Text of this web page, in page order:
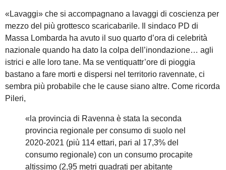
«Lavaggi» che si accompagnano a lavaggi di coscienza per
mezzo del più grottesco scaricabarile. Il sindaco PD di
Massa Lombarda ha avuto il suo quarto d’ora di celebrità
nazionale quando ha dato la colpa dell’inondazione… agli
istrici e alle loro tane. Ma se ventiquattr’ore di pioggia
bastano a fare morti e dispersi nel territorio ravennate, ci
sembra più probabile che le cause siano altre. Come ricorda
Pileri,
«la provincia di Ravenna è stata la seconda
provincia regionale per consumo di suolo nel
2020-2021 (più 114 ettari, pari al 17,3% del
consumo regionale) con un consumo procapite
altissimo (2,95 metri quadrati per abitante